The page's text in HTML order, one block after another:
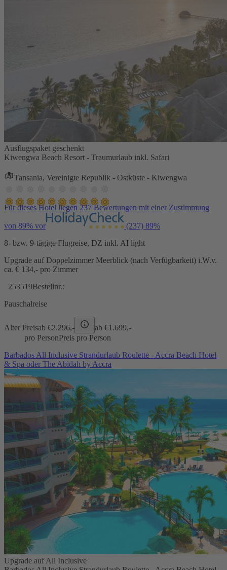
Ausflugspaket geschenkt
Kiwengwa Beach Resort - Traumurlaub inkl. Safari
Tansania, Vereinigte Republik - Ostküste - Kiwengwa
Für dieses Hotel liegen 237 Bewertungen mit einer Zustimmung
von 89% vor (237) 89%
8- bzw. 9-tägige Flugreise, DZ inkl. AI light
Upgrade auf Doppelzimmer Meerblick (nach Verfügbarkeit) i.W.v.
ca. € 134,- pro Zimmer
253519Bestellnr.:
Pauschalreise
Alter Preisab €2.296,- ab €1.699,-
pro PersonPreis pro Person
Barbados All Inclusive Strandurlaub Roulette - Accra Beach Hotel
& Spa oder The Abidah by Accra
Upgrade auf All Inclusive